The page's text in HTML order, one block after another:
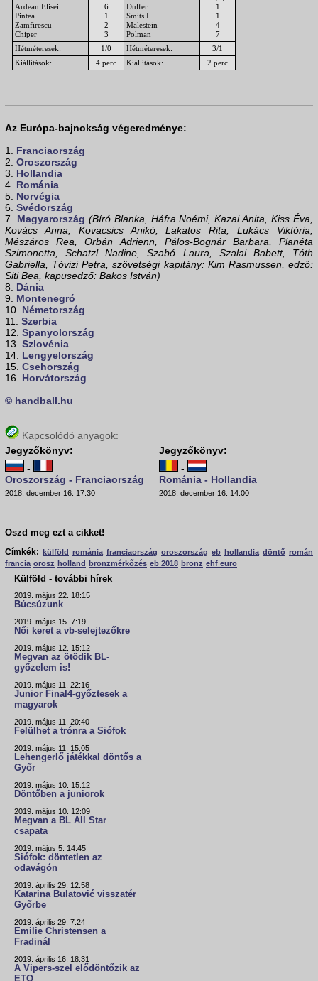
Ardean Elisei
Pintea
Zamfirescu
Chiper
6
1
2
3
Dulfer
Smits I.
Malestein
Polman
1
1
4
7
Hétméteresek:
1/0 Hétméteresek:
3/1
Kiállítások:
4 perc Kiállítások: 2 perc
Az Európa-bajnokság végeredménye:
1. Franciaország
2. Oroszország
3. Hollandia
4. Románia
5. Norvégia
6. Svédország
7. Magyarország (Bíró Blanka, Háfra Noémi, Kazai Anita, Kiss Éva,
Kovács Anna, Kovacsics Anikó, Lakatos Rita, Lukács Viktória,
Mészáros Rea, Orbán Adrienn, Pálos-Bognár Barbara, Planéta
Szimonetta, Schatzl Nadine, Szabó Laura, Szalai Babett, Tóth
Gabriella, Tóvizi Petra, szövetségi kapitány: Kim Rasmussen, edző:
Siti Bea, kapusedző: Bakos István)
8. Dánia
9. Montenegró
10. Németország
11. Szerbia
12. Spanyolország
13. Szlovénia
14. Lengyelország
15. Csehország
16. Horvátország
© handball.hu
Kapcsolódó anyagok:
Jegyzőkönyv:
-
Oroszország - Franciaország
2018. december 16. 17:30
Jegyzőkönyv:
-
Románia - Hollandia
2018. december 16. 14:00
Oszd meg ezt a cikket!
Címkék: külföld románia franciaország oroszország eb hollandia döntő román
francia orosz holland bronzmérkőzés eb 2018 bronz ehf euro
Külföld - további hírek
2019. május 22. 18:15
Búcsúzunk
2019. május 15. 7:19
Női keret a vb-selejtezőkre
2019. május 12. 15:12
Megvan az ötödik BL-
győzelem is!
2019. május 11. 22:16
Junior Final4-győztesek a
magyarok
2019. május 11. 20:40
Felülhet a trónra a Siófok
2019. május 11. 15:05
Lehengerlő játékkal döntős a
Győr
2019. május 10. 15:12
Döntőben a juniorok
2019. május 10. 12:09
Megvan a BL All Star
csapata
2019. május 5. 14:45
Siófok: döntetlen az
odavágón
2019. április 29. 12:58
Katarina Bulatović visszatér
Győrbe
2019. április 29. 7:24
Emilie Christensen a
Fradinál
2019. április 16. 18:31
A Vipers-szel elődöntőzik az
ETO